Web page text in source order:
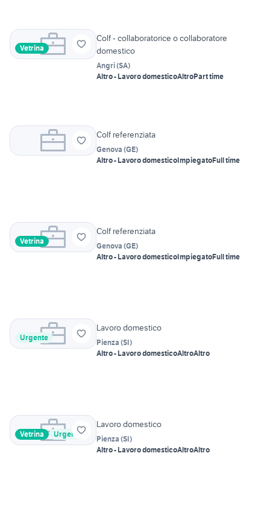
Vetrina
Colf - collaboratorice o collaboratore
domestico
Angri(SA)
Altro - Lavoro domesticoAltroPart time
Colf referenziata
Genova (GE)
Altro - Lavoro domesticoImpiegatoFull time
Vetrina
Colf referenziata
Genova (GE)
Altro - Lavoro domesticoImpiegatoFull time
Urgente
Lavoro domestico
Pienza (SI)
Altro - Lavoro domesticoAltroAltro
Vetrina Urgente
Lavoro domestico
Pienza (SI)
Altro - Lavoro domesticoAltroAltro